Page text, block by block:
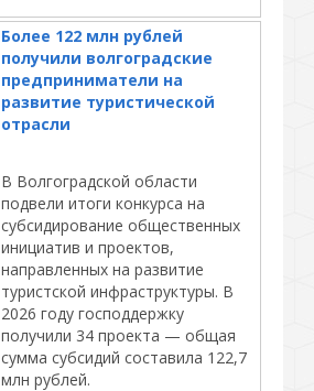
Более 122 млн рублей
получили волгоградские
предприниматели на
развитие туристической
отрасли
В Волгоградской области
подвели итоги конкурса на
субсидирование общественных
инициатив и проектов,
направленных на развитие
туристской инфраструктуры. В
2026 году господдержку
получили 34 проекта — общая
сумма субсидий составила 122,7
млн рублей.